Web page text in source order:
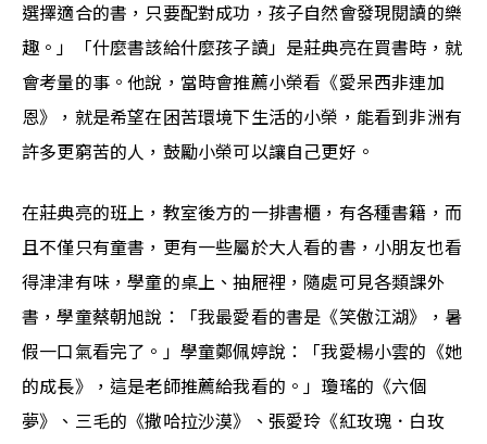
選擇適合的書，只要配對成功，孩子自然會發現閱讀的樂
趣。」「什麼書該給什麼孩子讀」是莊典亮在買書時，就
會考量的事。他說，當時會推薦小榮看《愛呆西非連加
恩》，就是希望在困苦環境下生活的小榮，能看到非洲有
許多更窮苦的人，鼓勵小榮可以讓自己更好。
在莊典亮的班上，教室後方的一排書櫃，有各種書籍，而
且不僅只有童書，更有一些屬於大人看的書，小朋友也看
得津津有味，學童的桌上、抽屜裡，隨處可見各類課外
書，學童蔡朝旭說：「我最愛看的書是《笑傲江湖》，暑
假一口氣看完了。」學童鄭佩婷說：「我愛楊小雲的《她
的成長》，這是老師推薦給我看的。」瓊瑤的《六個
夢》、三毛的《撒哈拉沙漠》、張愛玲《紅玫瑰．白玫